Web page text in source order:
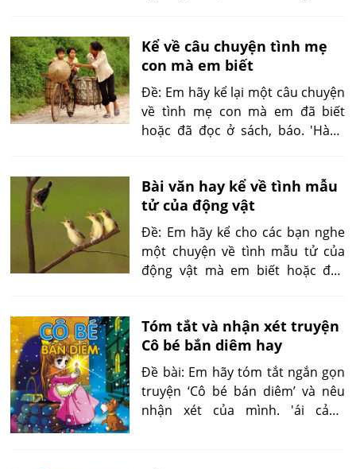
Kể về câu chuyện tình mẹ
con mà em biết
Đề: Em hãy kể lại một câu chuyện
về tình mẹ con mà em đã biết
hoặc đã đọc ở sách, báo. 'Hàng
Trên dải đất bao la này, đâu
chẳng có những triền đê, những
bờ ruộng...'
Bài văn hay kể về tình mẫu
tử của động vật
Đề: Em hãy kể cho các bạn nghe
một chuyện về tình mẫu tử của
động vật mà em biết hoặc đọc
Tóm tắt và nhận xét truyện
Cô bé bắn diêm hay
Đề bài: Em hãy tóm tắt ngắn gọn
truyện ‘Cô bé bán diêm’ và nêu
nhận xét của mình. 'ái cảnh